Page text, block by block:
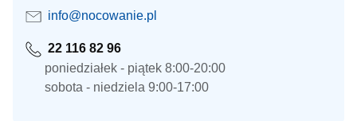
info@nocowanie.pl
22 116 82 96
poniedziałek - piątek 8:00-20:00
sobota - niedziela 9:00-17:00